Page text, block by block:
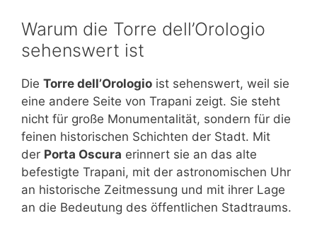
Warum die Torre dell’Orologio
sehenswert ist
Die Torre dell’Orologio ist sehenswert, weil sie
eine andere Seite von Trapani zeigt. Sie steht
nicht für große Monumentalität, sondern für die
feinen historischen Schichten der Stadt. Mit
der Porta Oscura erinnert sie an das alte
befestigte Trapani, mit der astronomischen Uhr
an historische Zeitmessung und mit ihrer Lage
an die Bedeutung des öffentlichen Stadtraums.